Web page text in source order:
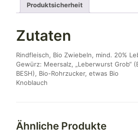
Produktsicherheit
Zutaten
Rindfleisch, Bio Zwiebeln, mind. 20%
Gewürz: Meersalz, „Leberwurst Grob“
BESH), Bio-Rohrzucker, etwas Bio
Knoblauch
Ähnliche Produkte